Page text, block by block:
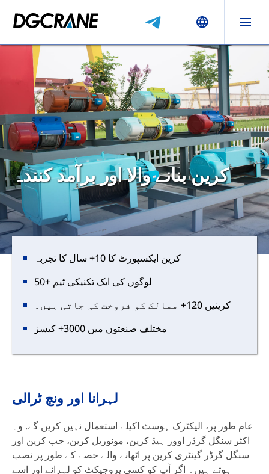
کرین بنانے والا اور برآمد کنندہ
کرین ایکسپورٹ کا 10+ سال کا تجربہ
50+ لوگوں کی ایک تکنیکی ٹیم
کرینیں 120+ ممالک کو فروخت کی جاتی ہیں۔
مختلف صنعتوں میں 3000+ کیسز
لہرانا اور ونچ ٹرالی
عام طور پر، الیکٹرک ہوسٹ اکیلے استعمال نہیں کریں گے. وہ
اکثر سنگل گرڈر اوور ہیڈ کرین، مونوریل کرین، جب کرین اور
سنگل گرڈر گینٹری کرین پر اٹھانے والے حصے کے طور پر نصب
ہوتے ہیں۔ اگر آپ کو کسی پروجیکٹ کو لہرانے اور اسے